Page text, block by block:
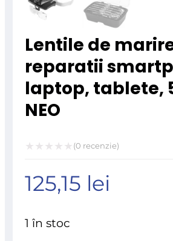
Lentile de
reparatii
laptop, tablete,
NEO
la
(0 recenzie)
125,15 lei
1 în stoc